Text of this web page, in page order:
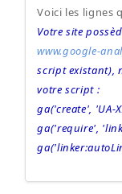
Voici les lignes
Votre site
www.google-
script existant),
votre script :
ga('create', 'UA-
ga('require',